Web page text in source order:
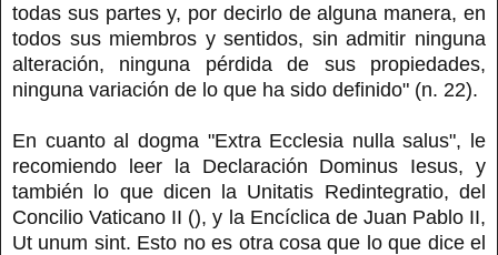
todas sus partes y, por decirlo de alguna manera, en
todos sus miembros y sentidos, sin admitir ninguna
alteración, ninguna pérdida de sus propiedades,
ninguna variación de lo que ha sido definido" (n. 22).
En cuanto al dogma "Extra Ecclesia nulla salus", le
recomiendo leer la Declaración Dominus Iesus, y
también lo que dicen la Unitatis Redintegratio, del
Concilio Vaticano II (), y la Encíclica de Juan Pablo II,
Ut unum sint. Esto no es otra cosa que lo que dice el